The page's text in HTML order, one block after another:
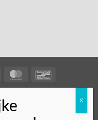
Maestro MasterCard